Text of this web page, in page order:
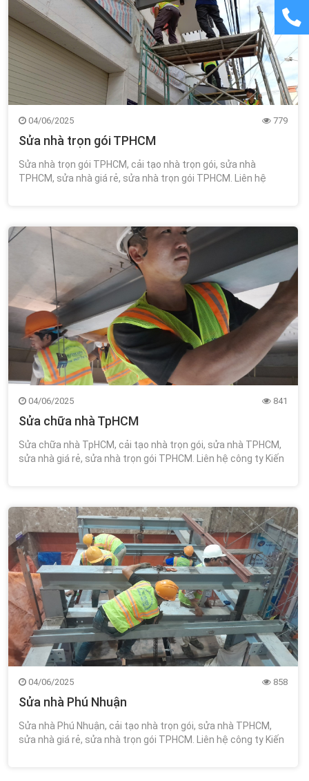
04/06/2025 779
Sửa nhà trọn gói TPHCM
Sửa nhà trọn gói TPHCM, cải tạo nhà trọn gói, sửa nhà
TPHCM, sửa nhà giá rẻ, sửa nhà trọn gói TPHCM. Liên hệ
04/06/2025 841
Sửa chữa nhà TpHCM
Sửa chữa nhà TpHCM, cải tạo nhà trọn gói, sửa nhà TPHCM,
sửa nhà giá rẻ, sửa nhà trọn gói TPHCM. Liên hệ công ty Kiến
04/06/2025 858
Sửa nhà Phú Nhuận
Sửa nhà Phú Nhuận, cải tạo nhà trọn gói, sửa nhà TPHCM,
sửa nhà giá rẻ, sửa nhà trọn gói TPHCM. Liên hệ công ty Kiến